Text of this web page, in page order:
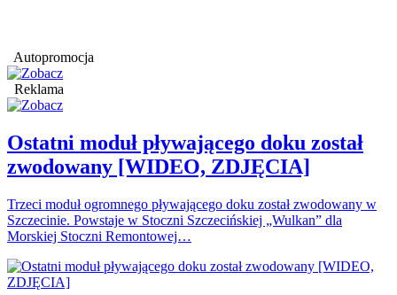
Autopromocja
Reklama
Ostatni moduł pływającego doku został
zwodowany [WIDEO, ZDJĘCIA]
Trzeci moduł ogromnego pływającego doku został zwodowany w
Szczecinie. Powstaje w Stoczni Szczecińskiej „Wulkan” dla
Morskiej Stoczni Remontowej…